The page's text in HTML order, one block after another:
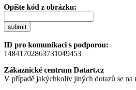
Opište kód z obrázku:
submit
ID pro komunikaci s podporou:
14841702863731049453
Zákaznické centrum Datart.cz
V případě jakýchkoliv jiných dotazů se na